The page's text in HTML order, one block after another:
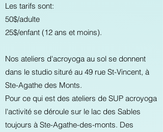
Les tarifs sont:
50$/adulte
25$/enfant (12 ans et moins).
Nos ateliers d'acroyoga au sol se donnent
dans le studio situré au 49 rue St-Vincent, à
Ste-Agathe des Monts.
Pour ce qui est des ateliers de SUP acroyoga
l'activité se déroule sur le lac des Sables
toujours à Ste-Agathe-des-monts. Des